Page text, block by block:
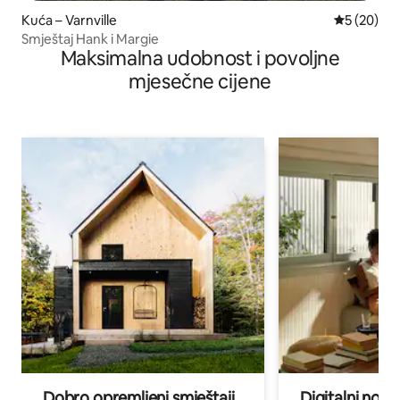
Kuća – Varnville Prosječna
5 (20)
Smještaj Hank i Margie
Maksimalna udobnost i povoljne
mjesečne cijene